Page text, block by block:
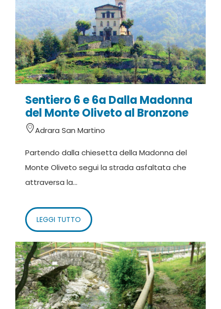
Sentiero 6 e 6a Dalla Madonna
del Monte Oliveto al Bronzone
Adrara San Martino
Partendo dalla chiesetta della Madonna del
Monte Oliveto segui la strada asfaltata che
attraversa la...
LEGGI TUTTO